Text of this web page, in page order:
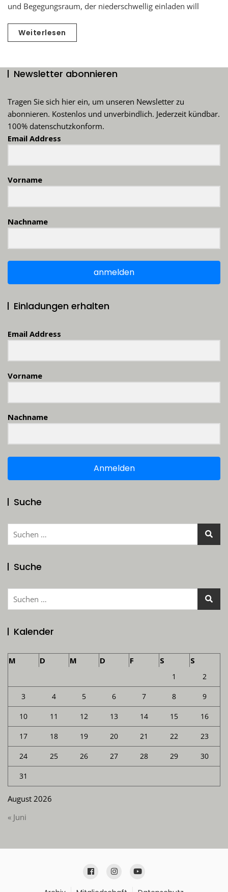
und Begegungsraum, der niederschwellig einladen will
Weiterlesen
Newsletter abonnieren
Tragen Sie sich hier ein, um unseren Newsletter zu
abonnieren. Kostenlos und unverbindlich. Jederzeit kündbar.
100% datenschutzkonform.
Email Address
Vorname
Nachname
anmelden
Einladungen erhalten
Email Address
Vorname
Nachname
Anmelden
Suche
Suchen
Suche
Suchen
Kalender
August 2026
M D M D F S S
1 2
3 4 5 6 7 8 9
10 11 12 13 14 15 16
17 18 19 20 21 22 23
24 25 26 27 28 29 30
31
« Juni